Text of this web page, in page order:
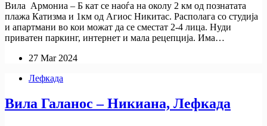
Вила Армониа – Б кат се наоѓа на околу 2 км од познатата
плажа Катизма и 1км од Агиос Никитас. Располага со студија
и апартмани во кои можат да се сместат 2-4 лица. Нуди
приватен паркинг, интернет и мала рецепција. Има…
27 Mar 2024
Лефкада
Вила Галанос – Никиана, Лефкада